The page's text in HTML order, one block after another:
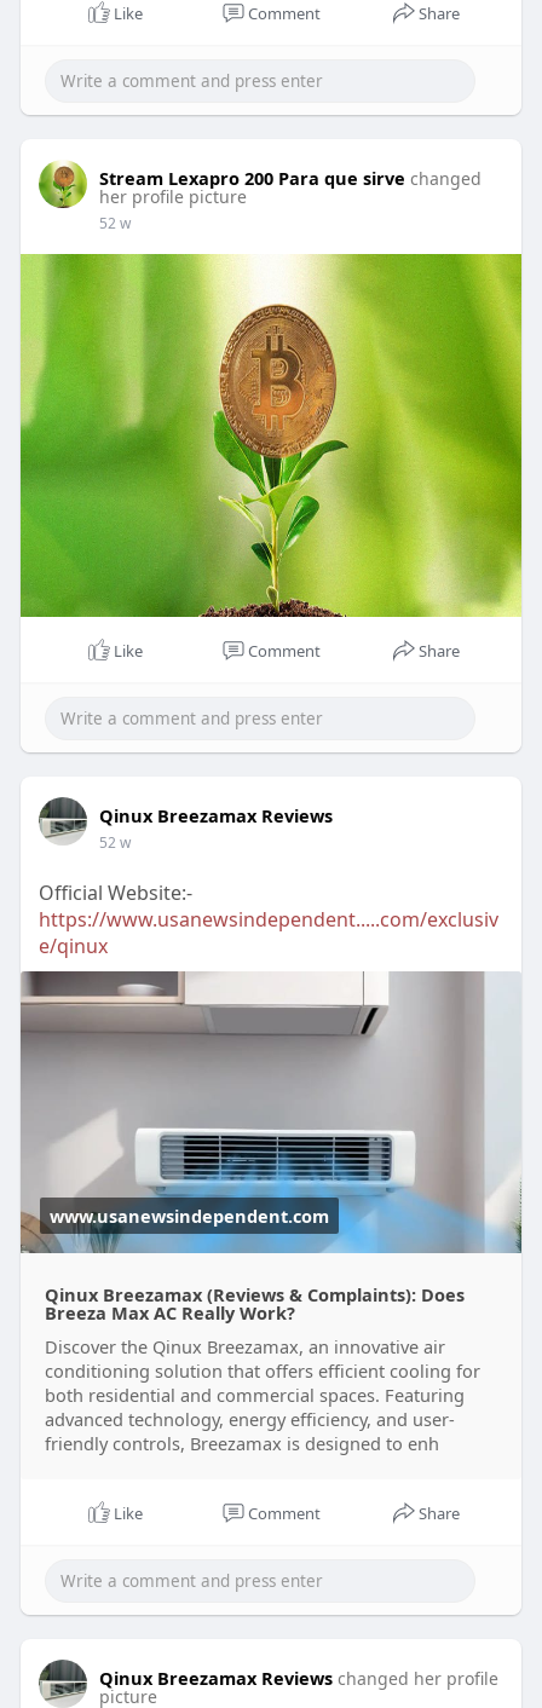
Like Comment Share
Stream Lexapro 200 Para que sirve changed
her profile picture
52 w
Like Comment Share
Qinux Breezamax Reviews
52 w
Official Website:-
https://www.usanewsindependent.....com/exclusiv
e/qinux
www.usanewsindependent.com
Qinux Breezamax (Reviews & Complaints): Does
Breeza Max AC Really Work?
Discover the Qinux Breezamax, an innovative air
conditioning solution that offers efficient cooling for
both residential and commercial spaces. Featuring
advanced technology, energy efficiency, and user-
friendly controls, Breezamax is designed to enh
Like Comment Share
Qinux Breezamax Reviews changed her profile
picture